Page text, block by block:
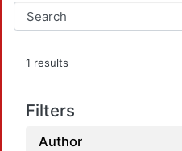
1 results
Filters
Author